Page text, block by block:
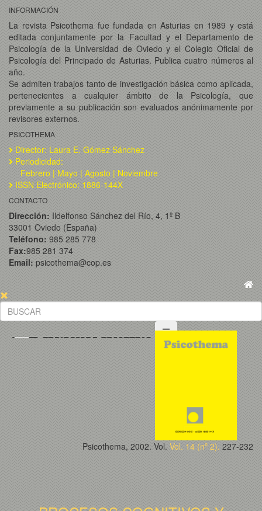
INFORMACIÓN
La revista Psicothema fue fundada en Asturias en 1989 y está
editada conjuntamente por la Facultad y el Departamento de
Psicología de la Universidad de Oviedo y el Colegio Oficial de
Psicología del Principado de Asturias. Publica cuatro números al
año.
Se admiten trabajos tanto de investigación básica como aplicada,
pertenecientes a cualquier ámbito de la Psicología, que
previamente a su publicación son evaluados anónimamente por
revisores externos.
PSICOTHEMA
Director: Laura E. Gómez Sánchez
Periodicidad:
Febrero | Mayo | Agosto | Noviembre
ISSN Electrónico: 1886-144X
CONTACTO
Dirección: Ildelfonso Sánchez del Río, 4, 1º B
33001 Oviedo (España)
Teléfono: 985 285 778
Fax:985 281 374
Email: psicothema@cop.es
Psicothema, 2002. Vol. Vol. 14 (nº 2). 227-232